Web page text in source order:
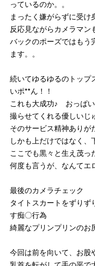
っているのか。。
まったく嫌がらずに受け
反応見ながらカメラマン
バックのポーズではもう
ます。。
続いてゆるゆるのトップ
いポ**ん！！
これも大成功♪ おっぱ
撮らせてくれる優しい
そのサービス精神ありが
しかも上だけではなく、
ここでも黒々と生え茂っ
何度も言うが、なんてエ
最後のカメラチェック
タイトスカートをずりず
す痴〇行為
綺麗なプリンプリンのお
今回は前を向いて、お股